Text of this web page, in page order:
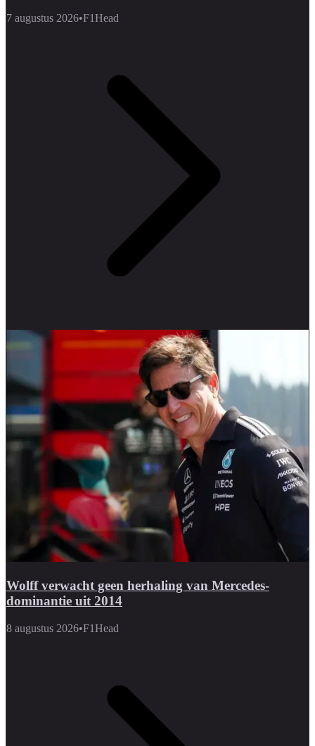
7 augustus 2026•F1Head
Wolff verwacht geen herhaling van Mercedes-
dominantie uit 2014
8 augustus 2026•F1Head